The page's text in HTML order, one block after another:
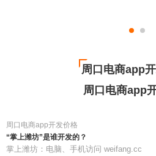
周口电商app
周口电商app
周口电商app开发价格
“掌上潍坊”是谁开发的？
掌上潍坊：电脑、手机访问 weifang.cc